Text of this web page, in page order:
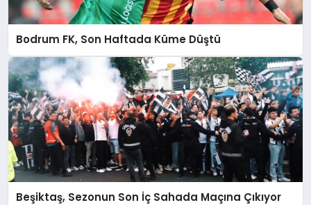
Bodrum FK, Son Haftada Küme Düştü
Beşiktaş, Sezonun Son İç Sahada Maçına Çıkıyor